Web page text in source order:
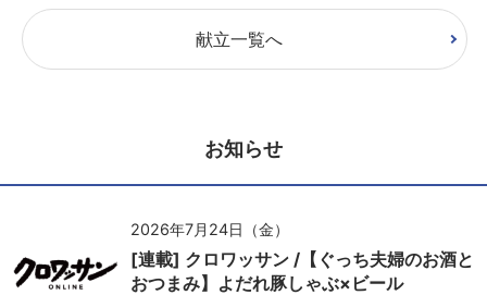
献立一覧へ
お知らせ
2026年7月24日（金）
[連載] クロワッサン /【ぐっち夫婦のお酒と
おつまみ】よだれ豚しゃぶ×ビール